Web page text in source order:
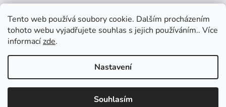
Tento web používá soubory cookie. Dalším procházením
tohoto webu vyjadřujete souhlas s jejich používáním.. Více
informacízde.
Nastavení
Souhlasím
Připravili jsme pro vás jednoduchý a př...
Mýty o přepravě zlatých mincí mimo EU
Kdo někdy držel v ruce zlatou minci Wie...
Vytvořil Shoptet